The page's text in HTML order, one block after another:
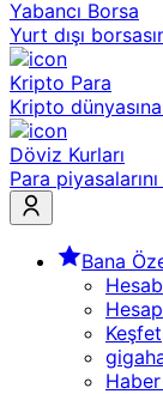
Yabancı Borsa
Yurt dışı
Kripto Para
Kripto dünyasına
Döviz Kurları
Para
Bana
Keşfet